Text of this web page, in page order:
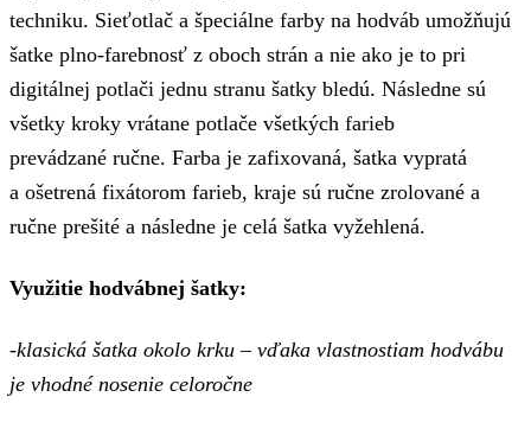
techniku. Sieťotlač a špeciálne farby na hodváb umožňujú
šatke plno-farebnosť z oboch strán a nie ako je to pri
digitálnej potlači jednu stranu šatky bledú. Následne sú
všetky kroky vrátane potlače všetkých farieb
prevádzané ručne. Farba je zafixovaná, šatka vypratá
a ošetrená fixátorom farieb, kraje sú ručne zrolované a
ručne prešité a následne je celá šatka vyžehlená.
Využitie hodvábnej šatky:
-klasická šatka okolo krku – vďaka vlastnostiam hodvábu
je vhodné nosenie celoročne